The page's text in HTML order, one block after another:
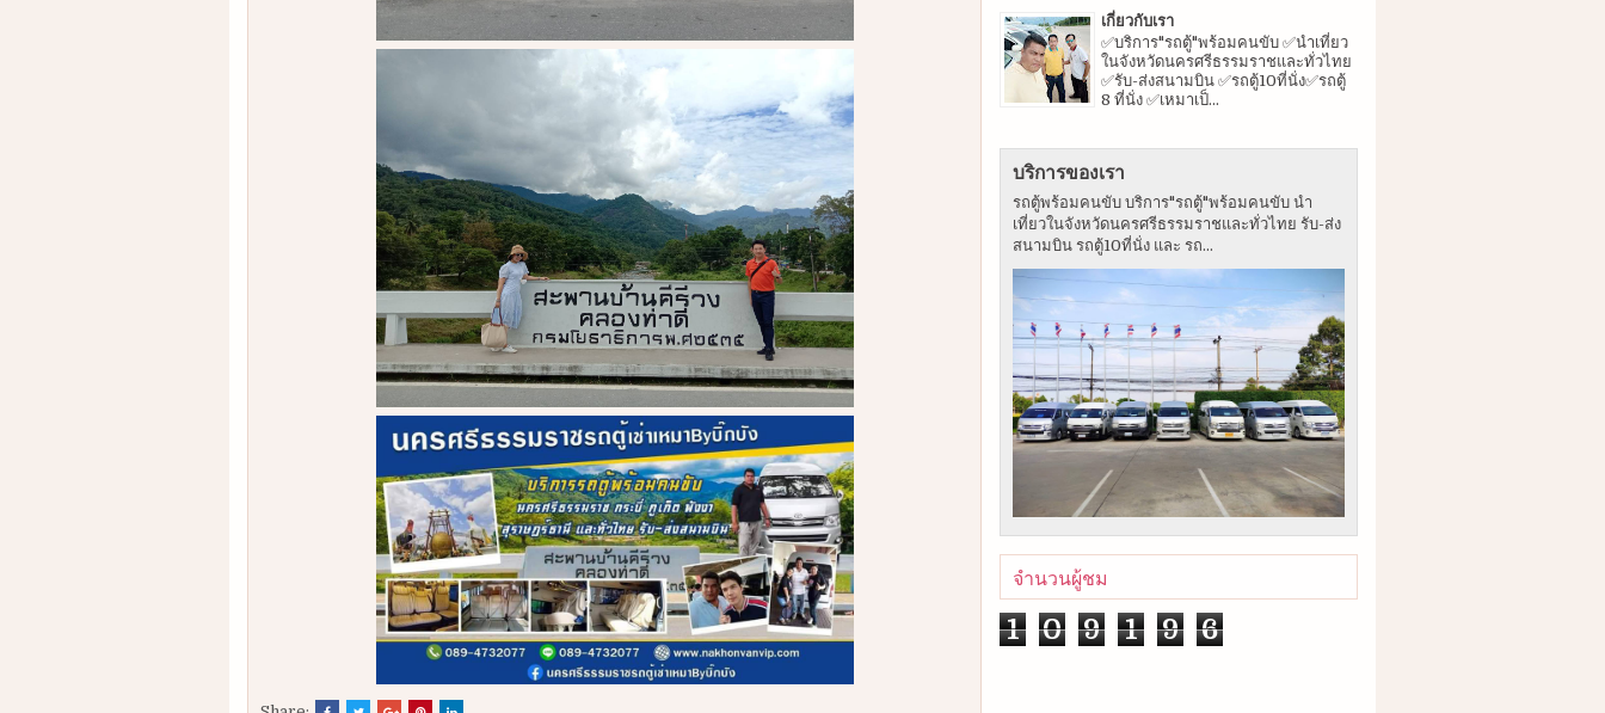
เกี่ยวกับเรา
✅บริการ"รถตู้"พร้อมคนขับ ✅นำเที่ยว
ในจังหวัดนครศรีธรรมราชและทั่วไทย
✅รับ-ส่งสนามบิน ✅รถตู้10ที่นั่ง✅รถตู้
8 ที่นั่ง ✅เหมาเป็...
บริการของเรา
รถตู้พร้อมคนขับ บริการ"รถตู้"พร้อมคนขับ นำ
เที่ยวในจังหวัดนครศรีธรรมราชและทั่วไทย รับ-ส่ง
สนามบิน รถตู้10ที่นั่ง และ รถ...
จำนวนผู้ชม
1 0 9 1 9 6